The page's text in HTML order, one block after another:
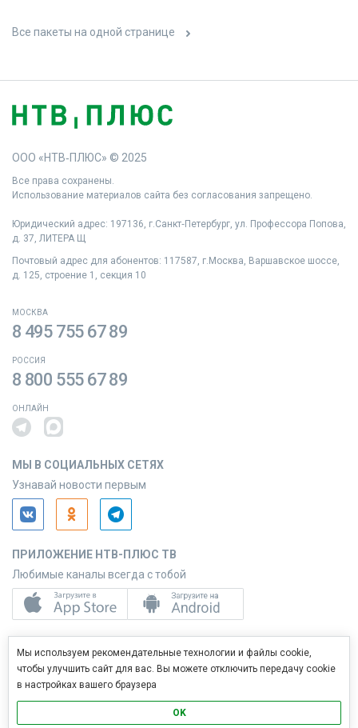
Все пакеты на одной странице
ООО «НТВ‑ПЛЮС» © 2025
Все права сохранены.
Использование материалов сайта без согласования запрещено.
Юридический адрес: 197136, г.Санкт‑Петербург, ул. Профессора Попова,
д. 37, ЛИТЕРА Щ
Почтовый адрес для абонентов: 117587, г.Москва, Варшавское шоссе,
д. 125, строение 1, секция 10
МОСКВА
8 495 755 67 89
РОССИЯ
8 800 555 67 89
ОНЛАЙН
МЫ В СОЦИАЛЬНЫХ СЕТЯХ
Узнавай новости первым
ПРИЛОЖЕНИЕ НТВ-ПЛЮС ТВ
Любимые каналы всегда с тобой
Управляй услугами с телефона
Мы используем рекомендательные технологии и файлы cookie,
чтобы улучшить сайт для вас. Вы можете отключить передачу cookie
в настройках вашего браузера
OK